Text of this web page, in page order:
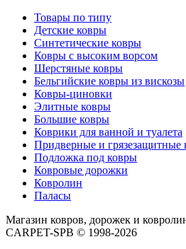
Шерстяные
ковры
Бельгийские
ковры
из
вискозы
Ковры-
циновки
Элитные
ковры
Большие
ковры
Коврики
туалета
Придверные
Товары по типу
Детские ковры
Синтетические ковры
Ковры с высоким ворсом
Шерстяные ковры
Бельгийские ковры из вискозы
Ковры-циновки
Элитные ковры
Большие ковры
Коврики для ванной и туалета
Придверные и грязезащитные
Подложка под ковры
Ковровые дорожки
Ковролин
Паласы
Магазин ковров, дорожек и
CARPET-SPB © 1998-2026